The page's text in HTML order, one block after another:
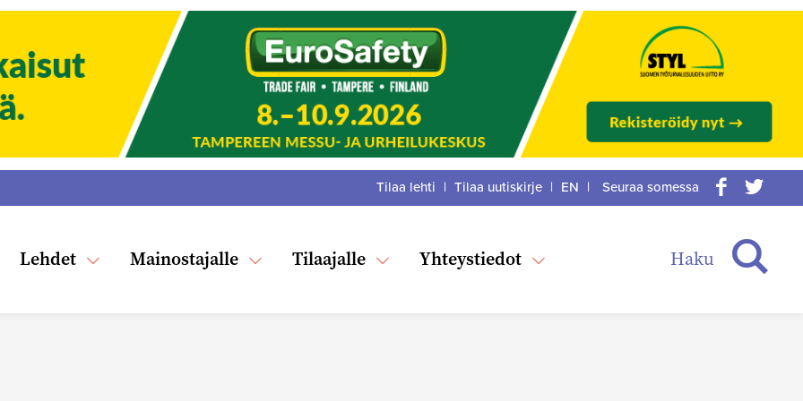
Lehdet Mainostajalle Tilaajalle Yhteystiedot Haku
Tilaa lehti | Tilaa uutiskirje | EN |
Seuraa somessa
:Facebook
Twitter